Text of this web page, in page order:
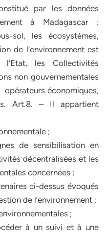
par les données
à Madagascar :
sol, les écosystèmes,
de l’environnement est
l’Etat, les Collectivités
non gouvernementales
opérateurs économiques,
Art.8. – Il appartient
;
de sensibilisation en
décentralisées et les
concernées ;
ci-dessus évoqués
de l’environnement ;
;
à un suivi et à une